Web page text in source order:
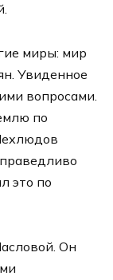
миры: мир
Увиденное
вопросами.
по
это по
Он